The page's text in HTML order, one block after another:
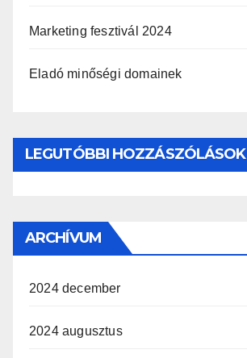
Marketing fesztivál 2024
Eladó minőségi domainek
LEGUTÓBBI HOZZÁSZÓLÁSOK
ARCHÍVUM
2024 december
2024 augusztus